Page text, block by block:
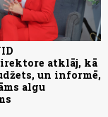
atklāj, kā
un informē,
algu